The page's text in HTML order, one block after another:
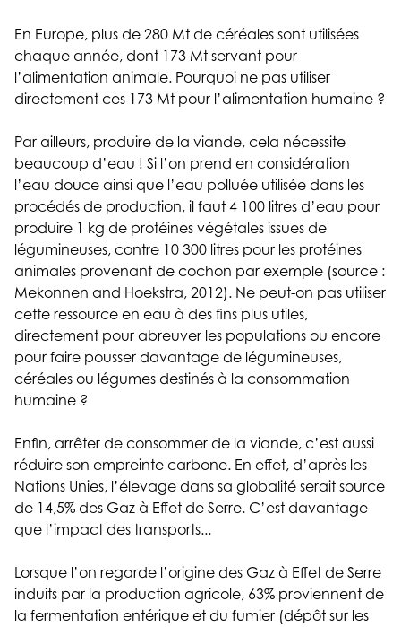
En Europe, plus de 280 Mt de céréales sont utilisées
chaque année, dont 173 Mt servant pour
l’alimentation animale. Pourquoi ne pas utiliser
directement ces 173 Mt pour l’alimentation humaine ?
Par ailleurs, produire de la viande, cela nécessite
beaucoup d’eau ! Si l’on prend en considération
l’eau douce ainsi que l’eau polluée utilisée dans les
procédés de production, il faut 4 100 litres d’eau pour
produire 1 kg de protéines végétales issues de
légumineuses, contre 10 300 litres pour les protéines
animales provenant de cochon par exemple (source :
Mekonnen and Hoekstra, 2012). Ne peut-on pas utiliser
cette ressource en eau à des fins plus utiles,
directement pour abreuver les populations ou encore
pour faire pousser davantage de légumineuses,
céréales ou légumes destinés à la consommation
humaine ?
Enfin, arrêter de consommer de la viande, c’est aussi
réduire son empreinte carbone. En effet, d’après les
Nations Unies, l’élevage dans sa globalité serait source
de 14,5% des Gaz à Effet de Serre. C’est davantage
que l’impact des transports...
Lorsque l’on regarde l’origine des Gaz à Effet de Serre
induits par la production agricole, 63% proviennent de
la fermentation entérique et du fumier (dépôt sur les